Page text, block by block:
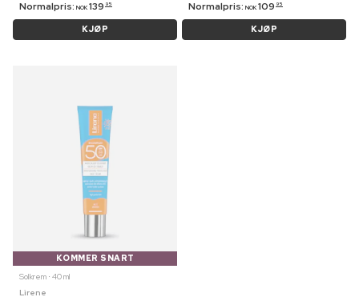
Normalpris: NOK 139 95
KJØP
Normalpris: NOK 109 95
KJØP
KOMMER SNART
Solkrem ⋅ 40 ml
Lirene